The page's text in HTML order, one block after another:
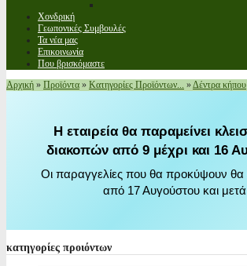
Χονδρική
Γεωπονικές Συμβουλές
Τα νέα μας
Επικοινωνία
Που βρισκόμαστε
Αρχική » Προϊόντα » Κατηγορίες Προϊόντων... »Δέντρα κήπου
Η εταιρεία θα παραμείνει
διακοπών από 9 μέχρι και 16
Οι παραγγελίες που θα προκύψουν θα
από 17 Αυγούστου και
κατηγορίες προιόντων